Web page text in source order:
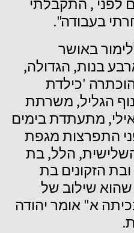
לפני
התקבלתי
בעבודה".
באושר
בנות, הגדולה,
'כילדת
הגליל, משרתת
, מתעתדתבימים
התפרצות מגפת
, הלל, בת
ובת הזקונים בת
שהוא שילוב של
א" אומר יהודה
.